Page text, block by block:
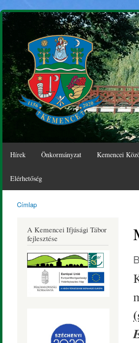
Hírek Önkormányzat Kemencei
Elérhetőség
Kemence
Község
Honlapja
Címlap
A Kemencei Ifjúsági Tábor
fejlesztése